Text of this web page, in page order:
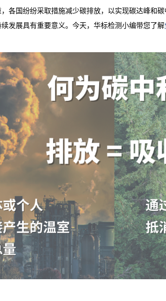
各国纷纷采取措施减少碳排放，以实现碳达峰和
发展具有重要意义。今天，华标检测小编带您了解